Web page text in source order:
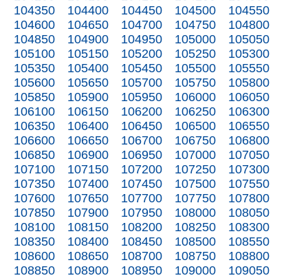
104350
104400 104450 104500
104550
104600
104650 104700 104750
104800
104850
104900 104950 105000
105050
105100
105150 105200 105250
105300
105350
105400 105450 105500
105550
105600
105650 105700 105750
105800
105850
105900 105950 106000
106050
106100
106150 106200 106250
106300
106350
106400 106450 106500
106550
106600
106650 106700 106750
106800
106850
106900 106950 107000
107050
107100
107150 107200 107250
107300
107350
107400 107450 107500
107550
107600
107650 107700 107750
107800
107850
107900 107950 108000
108050
108100
108150 108200 108250
108300
108350
108400 108450 108500
108550
108600
108650 108700 108750
108800
108850
108900 108950 109000
109050